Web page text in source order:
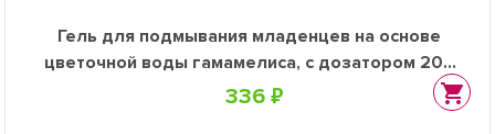
Гель для подмывания младенцев на основе
цветочной воды гамамелиса, с дозатором 200
мл
336 ₽